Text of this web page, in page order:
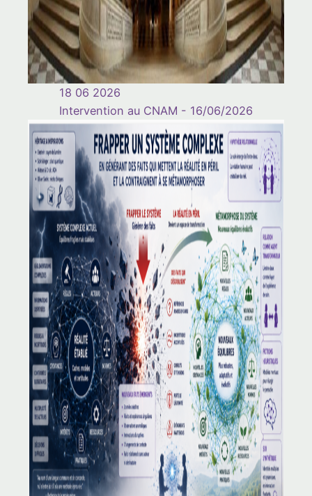
18 06 2026
Intervention au CNAM - 16/06/2026